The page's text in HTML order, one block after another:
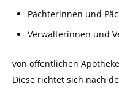
Pächterinnen und
Verwalterinnen und
von öffentlichen
Diese richtet sich nach